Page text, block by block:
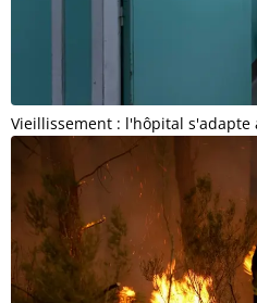
Vieillissement : l'hôpital s'adapte